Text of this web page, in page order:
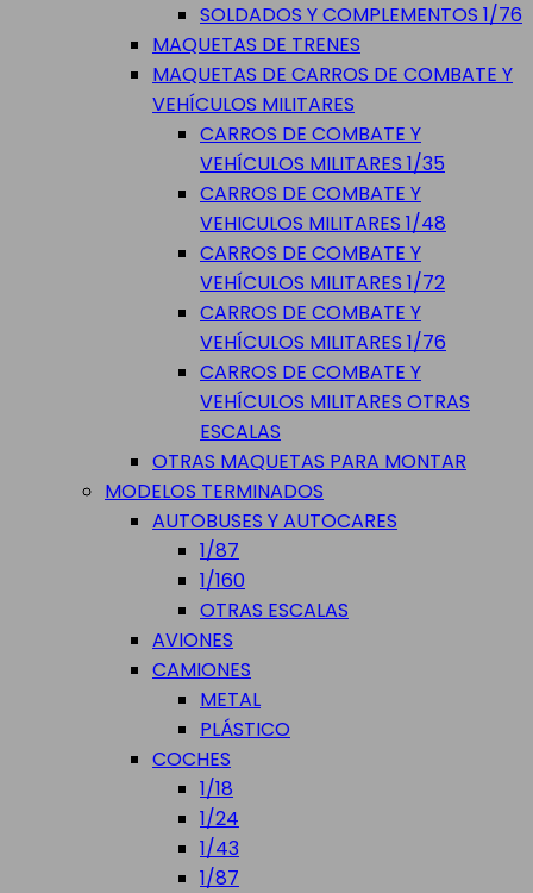
SOLDADOS Y COMPLEMENTOS 1/76
MAQUETAS DE TRENES
MAQUETAS DE CARROS DE COMBATE Y
VEHÍCULOS MILITARES
CARROS DE COMBATE Y
VEHÍCULOS MILITARES 1/35
CARROS DE COMBATE Y
VEHICULOS MILITARES 1/48
CARROS DE COMBATE Y
VEHÍCULOS MILITARES 1/72
CARROS DE COMBATE Y
VEHÍCULOS MILITARES 1/76
CARROS DE COMBATE Y
VEHÍCULOS MILITARES OTRAS
ESCALAS
OTRAS MAQUETAS PARA MONTAR
MODELOS TERMINADOS
AUTOBUSES Y AUTOCARES
1/87
1/160
OTRAS ESCALAS
AVIONES
CAMIONES
METAL
PLÁSTICO
COCHES
1/18
1/24
1/43
1/87